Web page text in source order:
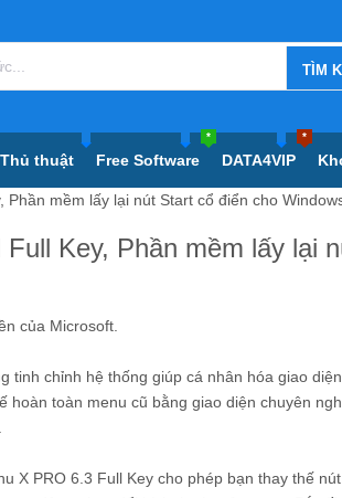
Thủ thuật Free Software
*
DATA4VIP
*
mềm lấy lại nút Start cổ điển cho
Key, Phần mềm lấy lại
của Microsoft.
tinh chỉnh hệ thống giúp cá nhân hóa giao
toàn menu cũ bằng giao diện chuyên
X PRO 6.3 Full Key cho phép bạn thay thế